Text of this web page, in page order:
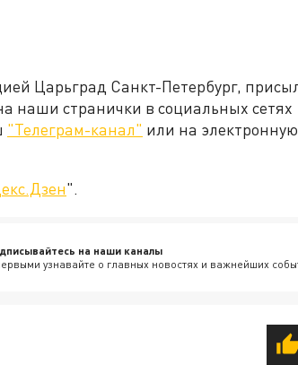
Царьград Санкт-Петербург,
наши странички в социальных сетях
"Телеграм-канал" или на электронную
".
на наши каналы
узнавайте о главных новостях и важнейших